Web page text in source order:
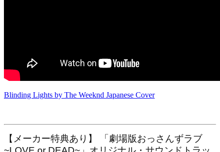
Blinding Lights by The Weeknd Japanese Cover
【メーカー特典あり】 「劇場版おっさんずラブ